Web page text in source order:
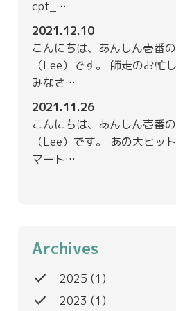
cpt_…
2021.12.10
こんにちは、あんしん壱番
（Lee）です。 師走のお忙し
みなさ…
2021.11.26
こんにちは、あんしん壱番
（Lee）です。 あの大ヒッ
マート…
Archives
done 2025 (1)
done 2023 (1)